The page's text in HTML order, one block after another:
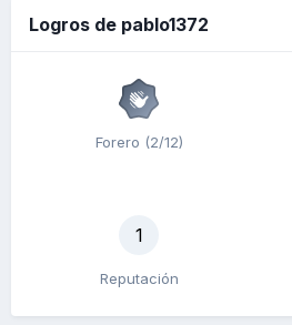
Logros de pablo1372
Forero (2/12)
1
Reputación